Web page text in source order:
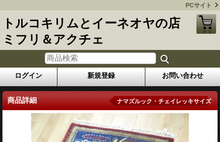
PCサイト
トルコキリムとイーネオヤの店
ミフリ＆アクチェ
ログイン 新規登録 お問い合わせ
商品詳細 ナマズルック・チェイレッキサイズ